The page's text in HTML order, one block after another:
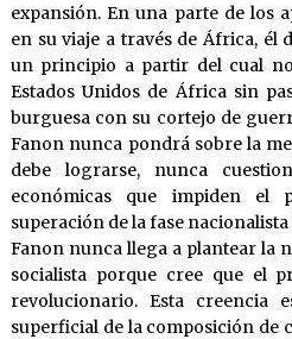
expansión. En una parte de los
en su viaje a través de África, él
un principio a partir del cual
Estados Unidos de África sin
burguesa con su cortejo de
Fanon nunca pondrá sobre la
debe lograrse, nunca
económicas que impiden el
superación de la fase
Fanon nunca llega a plantear la
socialista porque cree que el
revolucionario. Esta creencia
superficial de la composición de